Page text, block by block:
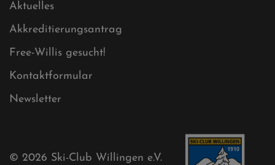
Aktuelles
Akkreditierungsantrag
Free-Willis gesucht!
Kontaktformular
Newsletter
© 2026 Ski-Club Willingen e.V.